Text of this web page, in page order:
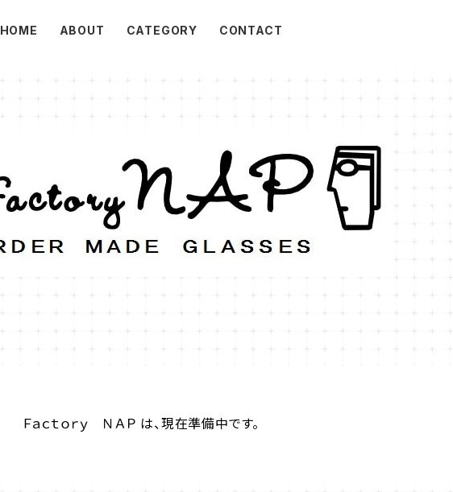
HOME ABOUT CATEGORY CONTACT
Ｆａｃｔｏｒｙ ＮＡＰ は、現在準備中です。